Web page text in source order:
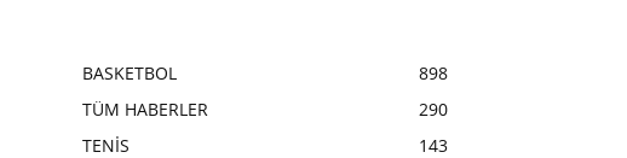
BASKETBOL
898
TÜM HABERLER
290
TENİS
143